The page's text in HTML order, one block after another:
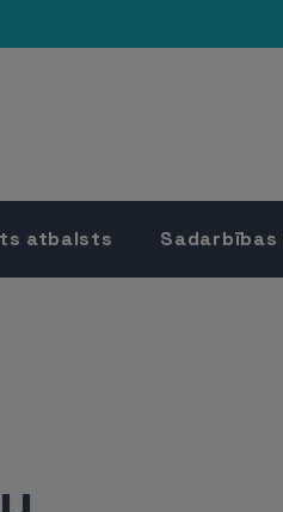
atbalsts